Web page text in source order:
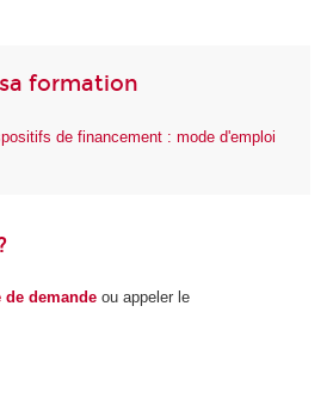
formation
de financement : mode d'emploi
demande ou appeler le